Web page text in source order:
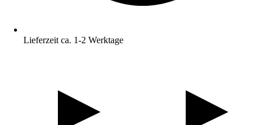
Lieferzeit ca. 1-2 Werktage